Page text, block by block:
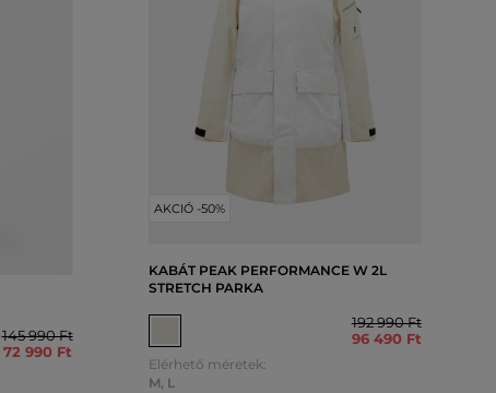
145 990 Ft
72 990 Ft
AKCIÓ -50%
KABÁT PEAK PERFORMANCE W 2L
STRETCH PARKA
192 990 Ft
96 490 Ft
Elérhető méretek:
M, L